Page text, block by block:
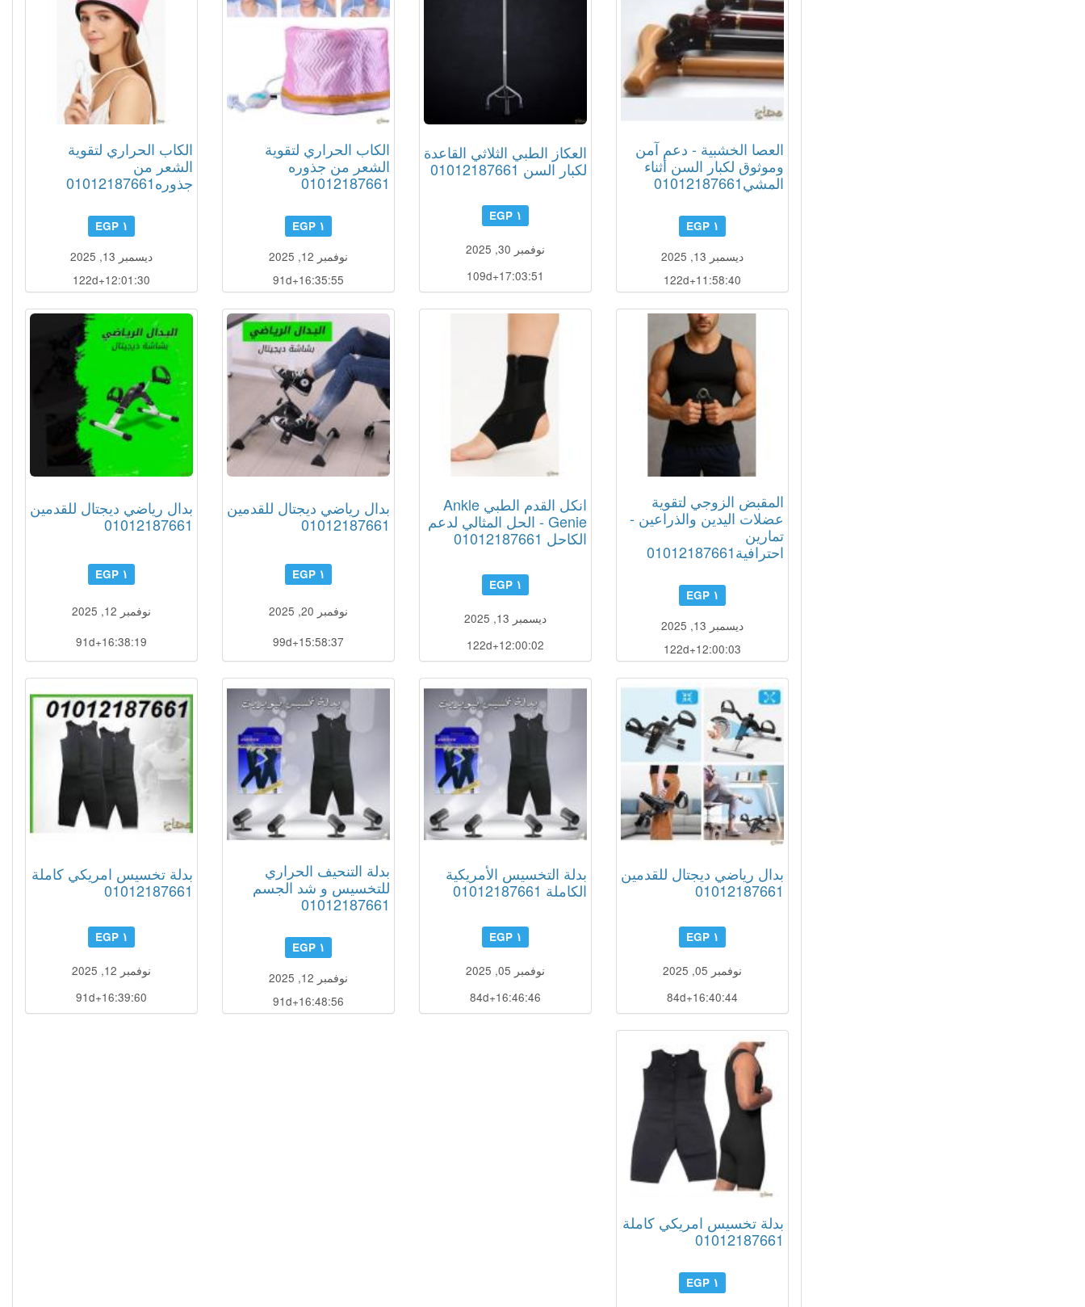
العصا الخشبية - دعم آمن
وموثوق لكبار السن أثناء
المشي01012187661
١ EGP
ديسمبر 13, 2025
122d+11:58:39
العكاز الطبي الثلاثي القاعدة
لكبار السن 01012187661
١ EGP
نوفمبر 30, 2025
109d+17:03:50
الكاب الحراري لتقوية
الشعر من جذوره
01012187661
١ EGP
نوفمبر 12, 2025
91d+16:35:54
الكاب الحراري لتقوية
الشعر من
جذوره01012187661
١ EGP
ديسمبر 13, 2025
122d+12:01:29
المقبض الزوجي لتقوية
عضلات اليدين والذراعين -
تمارين
احترافية01012187661
١ EGP
ديسمبر 13, 2025
122d+12:00:02
انكل القدم الطبي Ankle
Genie - الحل المثالي لدعم
الكاحل 01012187661
١ EGP
ديسمبر 13, 2025
122d+12:00:01
بدال رياضي ديجتال للقدمين
01012187661
١ EGP
نوفمبر 20, 2025
99d+15:58:36
بدال رياضي ديجتال للقدمين
01012187661
١ EGP
نوفمبر 12, 2025
91d+16:38:18
بدال رياضي ديجتال للقدمين
01012187661
١ EGP
نوفمبر 05, 2025
84d+16:40:43
بدلة التخسيس الأمريكية
الكاملة 01012187661
١ EGP
نوفمبر 05, 2025
84d+16:46:45
بدلة التنحيف الحراري
للتخسيس و شد الجسم
01012187661
١ EGP
نوفمبر 12, 2025
91d+16:48:55
بدلة تخسيس امريكي كاملة
01012187661
١ EGP
نوفمبر 12, 2025
91d+16:39:59
بدلة تخسيس امريكي كاملة
01012187661
١ EGP